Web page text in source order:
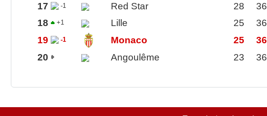
17
-1 Red Star 28 36
18
+1 Lille 25 36
19
-1 Monaco 25 36
20
Angoulême 23 36